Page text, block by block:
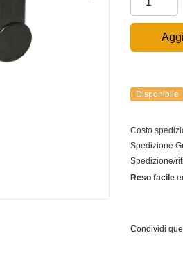
Disponibile
Costo
Spedizione
Spedizione/
Reso facile
Condividi